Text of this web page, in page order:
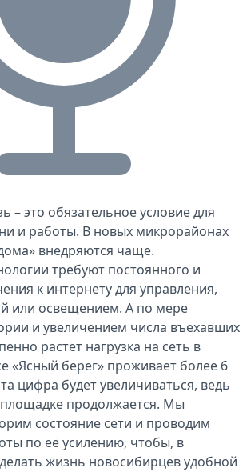
– это обязательное условие для
и работы. В новых микрорайонах
внедряются чаще.
требуют постоянного и
к интернету для управления,
или освещением. А по мере
и увеличением числа въехавших
растёт нагрузка на сеть в
«Ясный берег» проживает более 6
цифра будет увеличиваться, ведь
площадке продолжается. Мы
состояние сети и проводим
по её усилению, чтобы, в
жизнь новосибирцев удобной